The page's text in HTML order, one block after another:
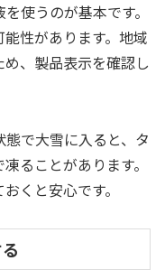
使うのが基本です。
性があります。地域
、製品表示を確認し
で大雪に入ると、タ
ることがあります。
くと安心です。